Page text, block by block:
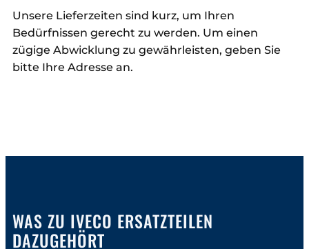
Unsere Lieferzeiten sind kurz, um Ihren
Bedürfnissen gerecht zu werden. Um einen
zügige Abwicklung zu gewährleisten, geben Sie
bitte Ihre Adresse an.
WAS ZU IVECO ERSATZTEILEN
DAZUGEHÖRT